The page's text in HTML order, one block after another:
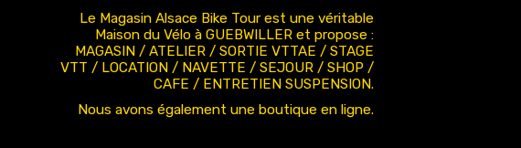
Le Magasin Alsace Bike Tour est une véritable
Maison du Vélo à GUEBWILLER et propose :
MAGASIN / ATELIER / SORTIE VTTAE / STAGE
VTT / LOCATION / NAVETTE / SEJOUR / SHOP /
CAFE / ENTRETIEN SUSPENSION.
Nous avons également une boutique en ligne.